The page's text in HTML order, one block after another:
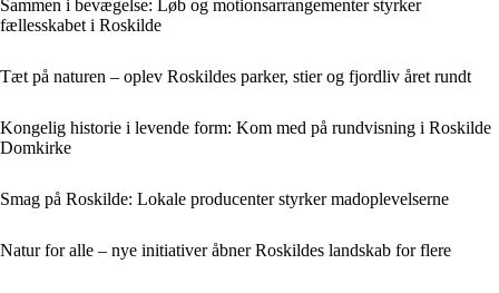
Sammen i bevægelse: Løb og motionsarrangementer styrker
fællesskabet i Roskilde
Tæt på naturen – oplev Roskildes parker, stier og fjordliv året rundt
Kongelig historie i levende form: Kom med på rundvisning i Roskilde
Domkirke
Smag på Roskilde: Lokale producenter styrker madoplevelserne
Natur for alle – nye initiativer åbner Roskildes landskab for flere